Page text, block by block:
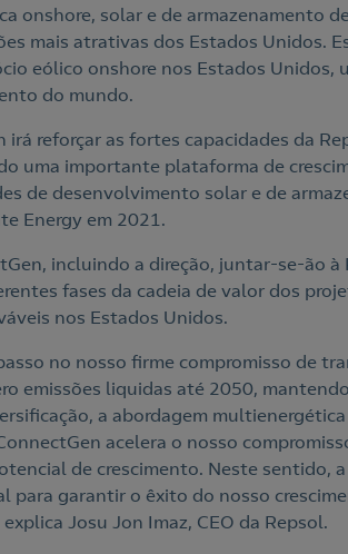
onshore, solar e de armazenamento
mais atrativas dos Estados Unidos.
eólico onshore nos Estados Unidos,
do mundo.
reforçar as fortes capacidades da
uma importante plataforma de
de desenvolvimento solar e de
Energy em 2021.
incluindo a direção, juntar-se-ão
fases da cadeia de valor dos
nos Estados Unidos.
no nosso firme compromisso de
emissões liquidas até 2050,
a abordagem
acelera o nosso
de crescimento. Neste sentido,
para garantir o êxito do nosso
Josu Jon Imaz, CEO da Repsol.